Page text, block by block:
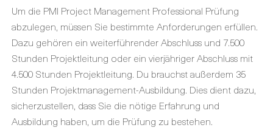
Um die PMI Project Management Professional Prüfung
abzulegen, müssen Sie bestimmte Anforderungen erfüllen.
Dazu gehören ein weiterführender Abschluss und 7.500
Stunden Projektleitung oder ein vierjähriger Abschluss mit
4.500 Stunden Projektleitung. Du brauchst außerdem 35
Stunden Projektmanagement-Ausbildung. Dies dient dazu,
sicherzustellen, dass Sie die nötige Erfahrung und
Ausbildung haben, um die Prüfung zu bestehen.